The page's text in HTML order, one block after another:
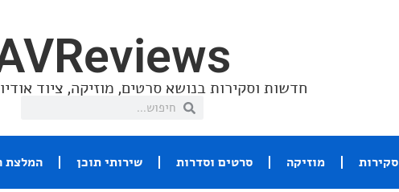
חדשות וסקירות בנושא סרטים, מוזיקה, ציוד אודיו
סקירות מוזיקה סרטים וסדרות שירותי תוכן המלצת